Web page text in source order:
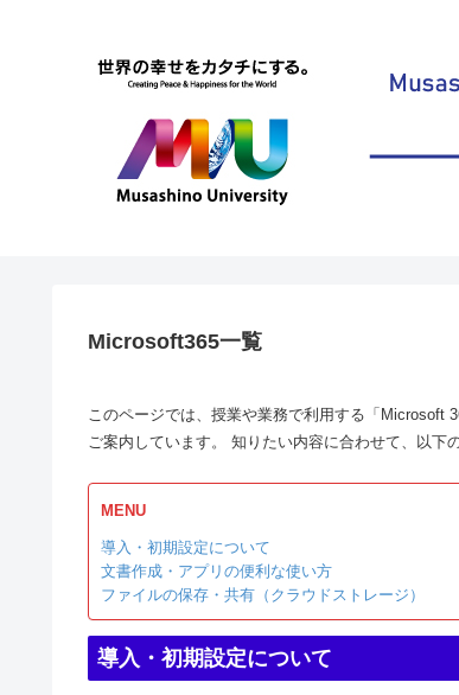
Microsoft365一覧
このページでは、授業や業務で利用する「Microsoft
ご案内しています。 知りたい内容に合わせて、以下
MENU
導入・初期設定について
文書作成・アプリの便利な使い方
ファイルの保存・共有（クラウドストレージ）
導入・初期設定について